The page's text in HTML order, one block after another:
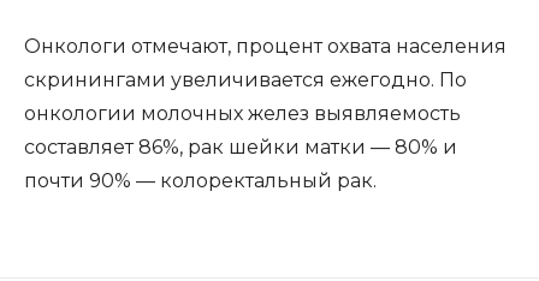
Онкологи отмечают, процент охвата населения
скринингами увеличивается ежегодно. По
онкологии молочных желез выявляемость
составляет 86%, рак шейки матки — 80% и
почти 90% — колоректальный рак.